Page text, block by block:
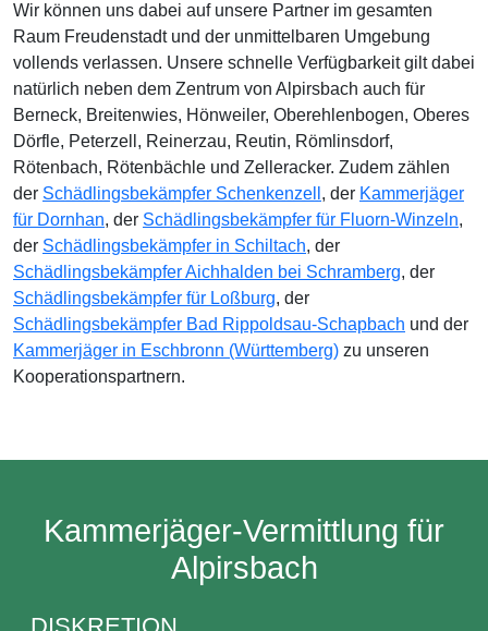
Wir können uns dabei auf unsere Partner im gesamten
Raum Freudenstadt und der unmittelbaren Umgebung
vollends verlassen. Unsere schnelle Verfügbarkeit gilt dabei
natürlich neben dem Zentrum von Alpirsbach auch für
Berneck, Breitenwies, Hönweiler, Oberehlenbogen, Oberes
Dörfle, Peterzell, Reinerzau, Reutin, Römlinsdorf,
Rötenbach, Rötenbächle und Zelleracker. Zudem zählen
der Schädlingsbekämpfer Schenkenzell , der Kammerjäger
für Dornhan, der Schädlingsbekämpfer für Fluorn-Winzeln,
der Schädlingsbekämpfer in Schiltach, der
Schädlingsbekämpfer Aichhalden bei Schramberg, der
Schädlingsbekämpfer für Loßburg, der
Schädlingsbekämpfer Bad Rippoldsau-Schapbach und der
Kammerjäger in Eschbronn (Württemberg) zu unseren
Kooperationspartnern.
Kammerjäger-Vermittlung für
Alpirsbach